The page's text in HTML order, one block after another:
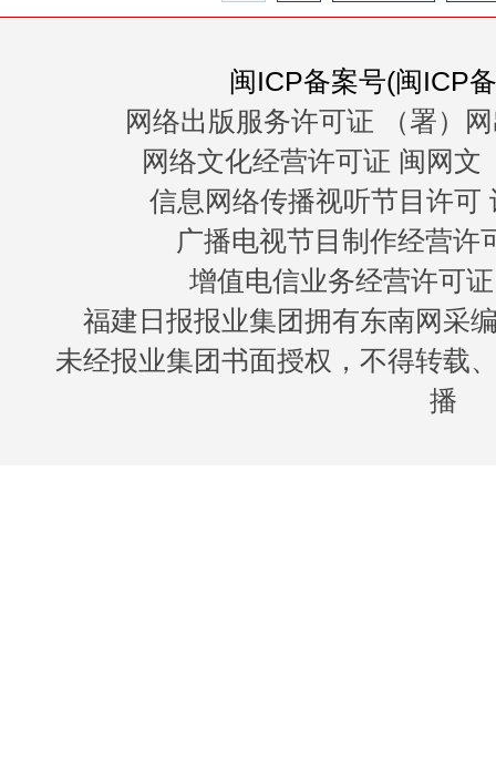
闽ICP备案号(闽ICP
网络出版服务许可证 （署）
网络文化经营许可证 闽网文
信息网络传播视听节目许可
广播电视节目制作经营许
增值电信业务经营许可
福建日报报业集团拥有东南网采
未经报业集团书面授权，不得转载
播